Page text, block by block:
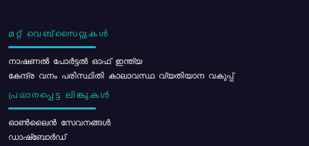
മറ്റ് വെബ്സൈറ്റുകൾ
നാഷണൽ പോർട്ടൽ ഓഫ് ഇന്ത്യ
കേന്ദ്ര വനം പരിസ്ഥിതി കാലാവസ്ഥ വ്യതിയാന വകുപ്പ്
പ്രധാനപ്പെട്ട ലിങ്കുകൾ
ഓൺലൈൻ സേവനങ്ങൾ
ഡാഷ്ബോർഡ്